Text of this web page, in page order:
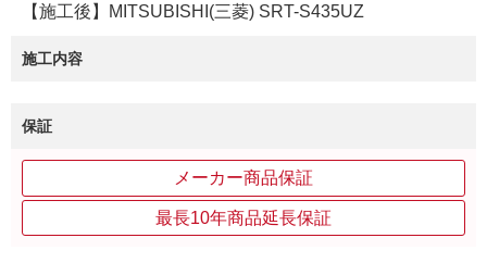
【施工後】MITSUBISHI(三菱) SRT-S435UZ
施工内容
保証
メーカー商品保証
最長10年商品延長保証